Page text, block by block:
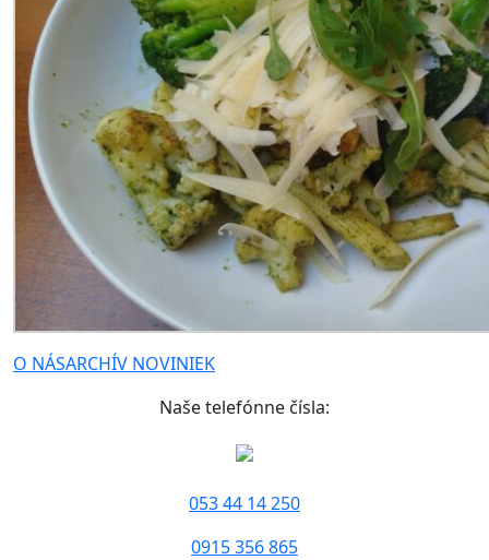
O NÁSARCHÍV NOVINIEK
Naše telefónne čísla:
053 44 14 250
0915 356 865